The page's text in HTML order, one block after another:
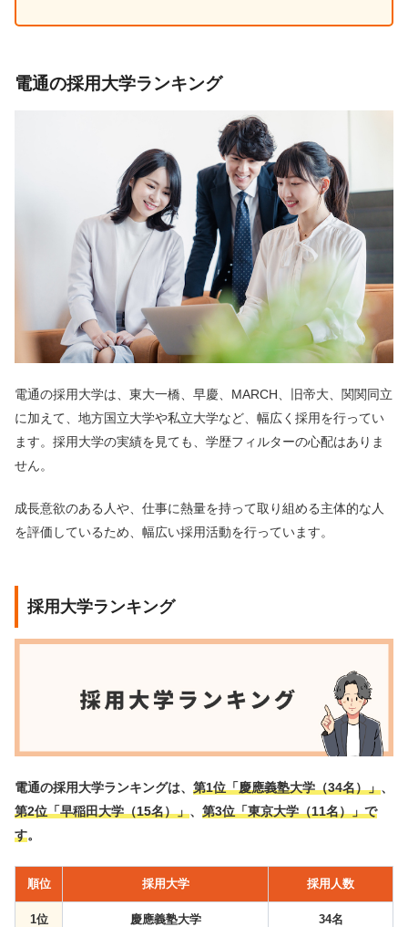
電通の採用大学ランキング
電通の採用大学は、東大一橋、早慶、MARCH、旧帝大、関関同立
に加えて、地方国立大学や私立大学など、幅広く採用を行ってい
ます。採用大学の実績を見ても、学歴フィルターの心配はありま
せん。
成長意欲のある人や、仕事に熱量を持って取り組める主体的な人
を評価しているため、幅広い採用活動を行っています。
採用大学ランキング
電通の採用大学ランキングは、 第1位「慶應義塾大学（34名）」、
第2位「早稲田大学（15名）」、 第3位「東京大学（11名）」で
す。
順位 採用大学 採用人数
1位 慶應義塾大学 34名